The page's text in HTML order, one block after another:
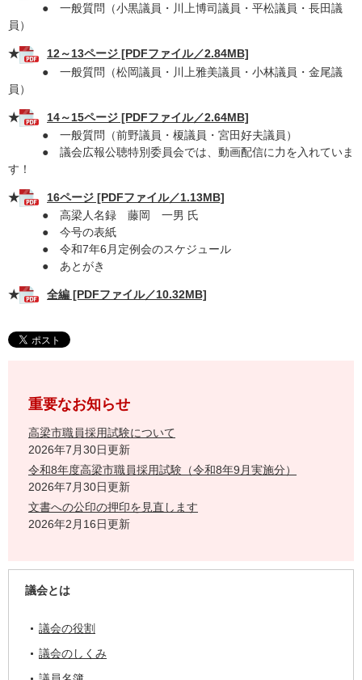
● 一般質問（小黒議員・川上博司議員・平松議員・長田議
員）
★
12～13ページ [PDFファイル／2.84MB]
● 一般質問（松岡議員・川上雅美議員・小林議員・金尾議
員）
★
14～15ページ [PDFファイル／2.64MB]
● 一般質問（前野議員・榎議員・宮田好夫議員）​​
● 議会広報公聴特別委員会では、動画配信に力を入れていま
す！
★
16ページ [PDFファイル／1.13MB]
● 高梁人名録 藤岡 一男 氏
​ ● 今号の表紙
​ ● 令和7年6月定例会のスケジュール
● あとがき
★ 全編 [PDFファイル／10.32MB]
重要なお知らせ
高梁市職員採用試験について
2026年7月30日更新
令和8年度高梁市職員採用試験（令和8年9月実施分）
2026年7月30日更新
文書への公印の押印を見直します
2026年2月16日更新
議会とは
議会の役割
議会のしくみ